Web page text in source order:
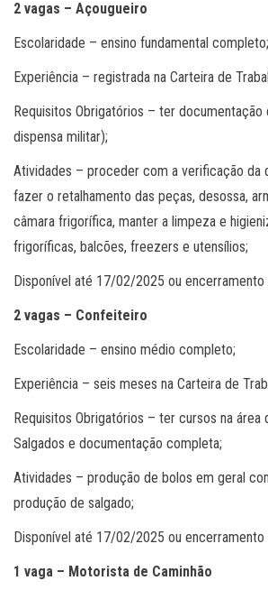
2 vagas – Açougueiro
Escolaridade – ensino fundamental completo;
Experiência – registrada na Carteira de
Requisitos Obrigatórios – ter
dispensa militar);
Atividades – proceder com a verificação da
fazer o retalhamento das peças, desossa,
câmara frigorífica, manter a limpeza e
frigoríficas, balcões, freezers e utensílios;
Disponível até 17/02/2025 ou encerramento
2 vagas – Confeiteiro
Escolaridade – ensino médio completo;
Experiência – seis meses na Carteira de
Requisitos Obrigatórios – ter cursos na área
Salgados e documentação completa;
Atividades – produção de bolos em geral
produção de salgado;
Disponível até 17/02/2025 ou encerramento
1 vaga – Motorista de Caminhão